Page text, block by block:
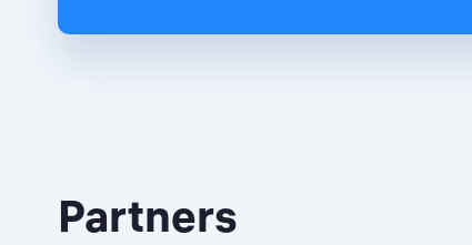
Partners